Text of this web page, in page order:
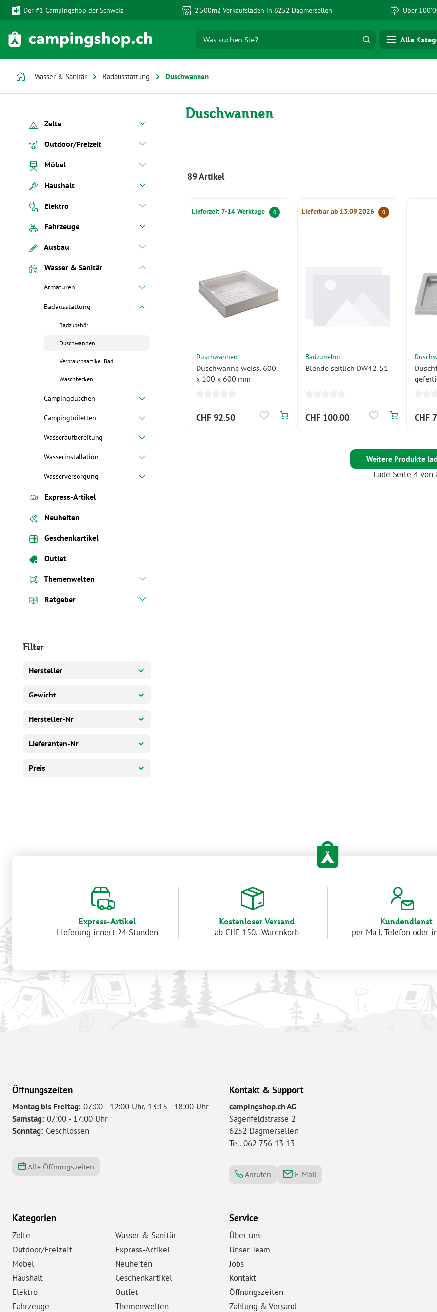
Hauptinhalt springen
Zur Suche springen
Zur Hauptnavigation springen
Der #1 Campingshop der Schweiz 2’500m2 Verkaufsladen in 6252 Dagmersellen Über
Alle
Wasser & Sanitär Badausstattung Duschwannen
Zelte
Outdoor/Freizeit
Möbel
Haushalt
Elektro
Fahrzeuge
Ausbau
Wasser & Sanitär
Armaturen
Badausstattung
Badzubehör
Duschwannen
Verbrauchsartikel Bad
Waschbecken
Campingduschen
Campingtoiletten
Wasseraufbereitung
Wasserinstallation
Wasserversorgung
Express-Artikel
Neuheiten
Geschenkartikel
Outlet
Themenwelten
Ratgeber
Filter
Hersteller
Gewicht
Hersteller-Nr
Lieferanten-Nr
Preis
Duschwannen
89 Artikel
Lieferzeit 7-14 Werktage 0
Duschwannen
Duschwanne weiss, 600
x 100 x 600 mm
CHF 92.50
Lieferbar ab 13.09.2026 0
Badzubehör
Blende seitlich DW42-51
CHF 100.00 CHF
Weitere Produkte
Lade Seite 4 von
Express-Artikel
Lieferung innert 24 Stunden
Kostenloser Versand
ab CHF 150.- Warenkorb
Kundendienst
per Mail, Telefon oder
Öffnungszeiten
Montag bis Freitag: 07:00 - 12:00 Uhr, 13:15 - 18:00 Uhr
Samstag: 07:00 - 17:00 Uhr
Sonntag: Geschlossen
Alle Öffnungszeiten
Kontakt & Support
campingshop.ch AG
Sagenfeldstrasse 2
6252 Dagmersellen
Tel. 062 756 13 13
Anrufen E-Mail
Kategorien
Zelte
Outdoor/Freizeit
Möbel
Haushalt
Elektro
Fahrzeuge
Wasser & Sanitär
Express-Artikel
Neuheiten
Geschenkartikel
Outlet
Themenwelten
Service
Über uns
Unser Team
Jobs
Kontakt
Öffnungszeiten
Zahlung & Versand